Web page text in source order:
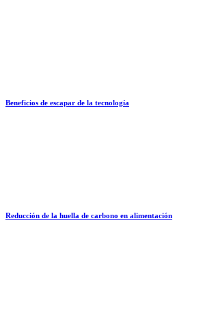
Beneficios de escapar de la tecnología
Reducción de la huella de carbono en alimentación